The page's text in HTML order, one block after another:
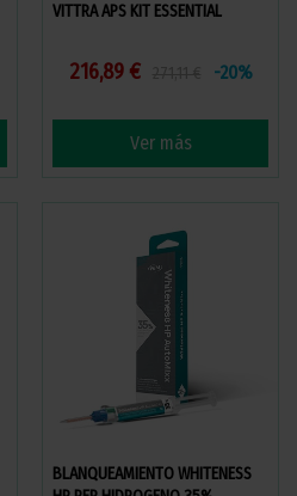
VITTRA APS KIT ESSENTIAL
216,89 € -20%
Ver más
BLANQUEAMIENTO WHITENESS